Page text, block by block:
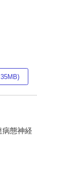
病態神経